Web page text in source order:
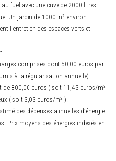
fuel avec une cuve de 2000 litres.
Un jardin de 1000 m² environ.
l’entretien des espaces verts et
comprises dont 50,00 euros par
à la régularisation annuelle).
800,00 euros ( soit 11,43 euros/m²
( soit 3,03 euros/m² ).
des dépenses annuelles d’énergie
Prix moyens des énergies indexés en